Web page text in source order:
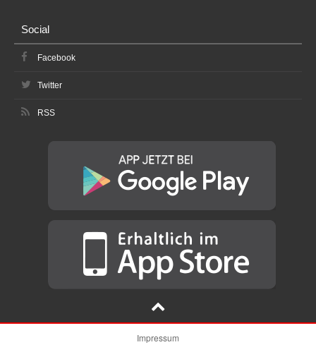
Social
Facebook
Twitter
RSS
Impressum